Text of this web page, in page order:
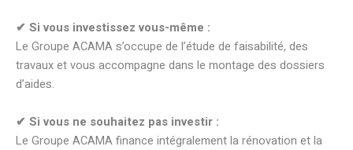
✔ Si vous investissez vous-même :
Le Groupe ACAMA s’occupe de l’étude de faisabilité, des
travaux et vous accompagne dans le montage des dossiers
d’aides.
✔ Si vous ne souhaitez pas investir :
Le Groupe ACAMA finance intégralement la rénovation et la